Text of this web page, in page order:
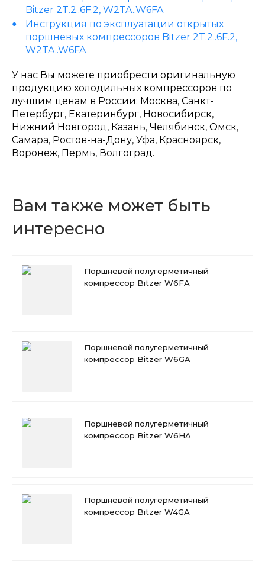
Bitzer 2T.2..6F.2, W2TA..W6FA
Инструкция по эксплуатации открытых
поршневых компрессоров Bitzer 2T.2..6F.2,
W2TA..W6FA
У нас Вы можете приобрести оригинальную
продукцию холодильных компрессоров по
лучшим ценам в России: Москва, Санкт-
Петербург, Екатеринбург, Новосибирск,
Нижний Новгород, Казань, Челябинск, Омск,
Самара, Ростов-на-Дону, Уфа, Красноярск,
Воронеж, Пермь, Волгоград.
Вам также может быть
интересно
Поршневой полугерметичный
компрессор Bitzer W6FA
Поршневой полугерметичный
компрессор Bitzer W6GA
Поршневой полугерметичный
компрессор Bitzer W6HA
Поршневой полугерметичный
компрессор Bitzer W4GA